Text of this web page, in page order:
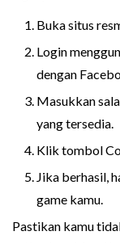
Buka situs
Login
dengan
Masukkan
yang tersedia.
Klik tombol
Jika berhasil,
game kamu.
Pastikan kamu